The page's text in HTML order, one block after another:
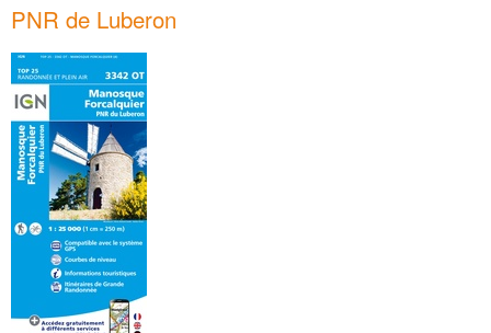
PNR de Luberon